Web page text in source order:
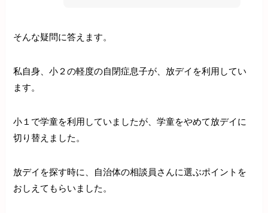
そんな疑問に答えます。
私自身、小２の軽度の自閉症息子が、放デイを利用してい
ます。
小１で学童を利用していましたが、学童をやめて放デイに
切り替えました。
放デイを探す時に、自治体の相談員さんに選ぶポイントを
おしえてもらいました。